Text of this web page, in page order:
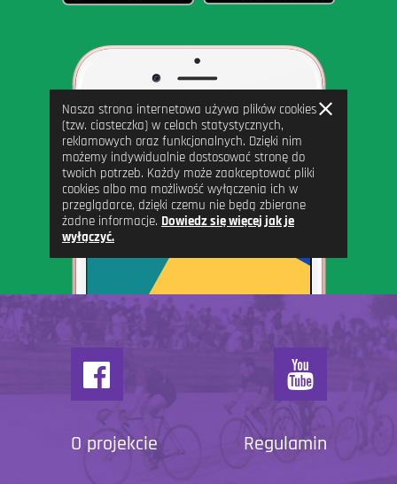
O projekcie Regulamin
Nasza strona internetowa używa plików cookies
(tzw. ciasteczka) w celach statystycznych,
reklamowych oraz funkcjonalnych. Dzięki nim
możemy indywidualnie dostosować stronę do
twoich potrzeb. Każdy może zaakceptować pliki
cookies albo ma możliwość wyłączenia ich w
przeglądarce, dzięki czemu nie będą zbierane
żadne informacje. Dowiedz się więcej jak je
wyłączyć.